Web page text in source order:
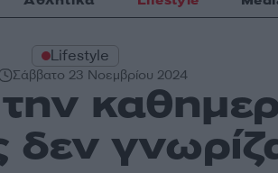
Lifestyle
Σάββατο 23 Νοεμβρίου 2024
δεν